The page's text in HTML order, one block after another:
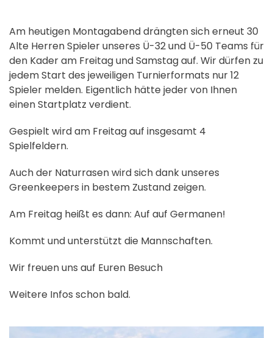
Am heutigen Montagabend drängten sich erneut 30
Alte Herren Spieler unseres Ü-32 und Ü-50 Teams für
den Kader am Freitag und Samstag auf. Wir dürfen zu
jedem Start des jeweiligen Turnierformats nur 12
Spieler melden. Eigentlich hätte jeder von Ihnen
einen Startplatz verdient.
Gespielt wird am Freitag auf insgesamt 4
Spielfeldern.
Auch der Naturrasen wird sich dank unseres
Greenkeepers in bestem Zustand zeigen.
Am Freitag heißt es dann: Auf auf Germanen!
Kommt und unterstützt die Mannschaften.
Wir freuen uns auf Euren Besuch
Weitere Infos schon bald.